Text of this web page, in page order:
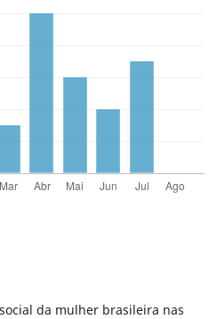
da mulher brasileira nas